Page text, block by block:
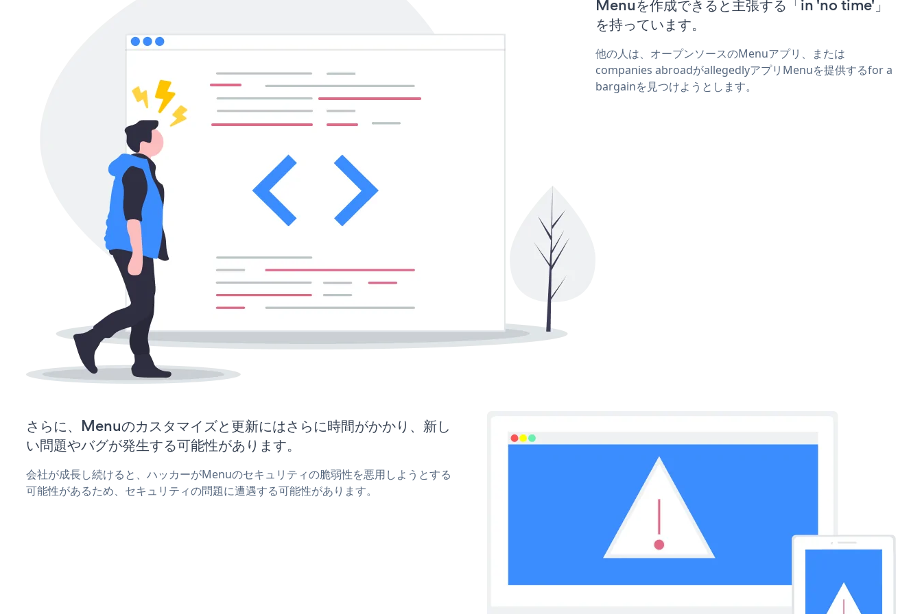
Menuを作成できると主張する「in 'no time'」
を持っています。
他の人は、オープンソースのMenuアプリ、または
companies abroadがallegedlyアプリMenuを提供するfor a
bargainを見つけようとします。
さらに、Menuのカスタマイズと更新にはさらに時間がかかり、新し
い問題やバグが発生する可能性があります。
会社が成長し続けると、ハッカーがMenuのセキュリティの脆弱性を悪用しようとする
可能性があるため、セキュリティの問題に遭遇する可能性があります。